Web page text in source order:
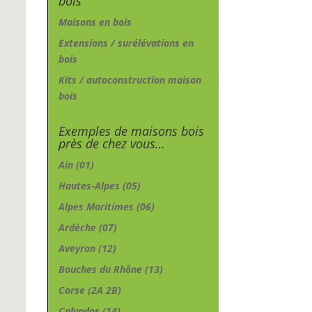
Maisons en bois
Extensions / surélévations en
bois
Kits / autoconstruction maison
bois
Exemples de maisons bois
près de chez vous…
Ain (01)
Hautes-Alpes (05)
Alpes Maritimes (06)
Ardèche (07)
Aveyron (12)
Bouches du Rhône (13)
Corse (2A 2B)